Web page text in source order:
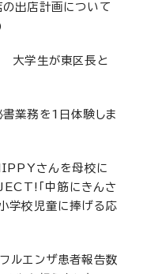
出店計画について
大学生が東区長と
業務を1日体験しま
さんを母校に
「中筋にきんさ
学校児童に捧げる応
ルエンザ患者報告数